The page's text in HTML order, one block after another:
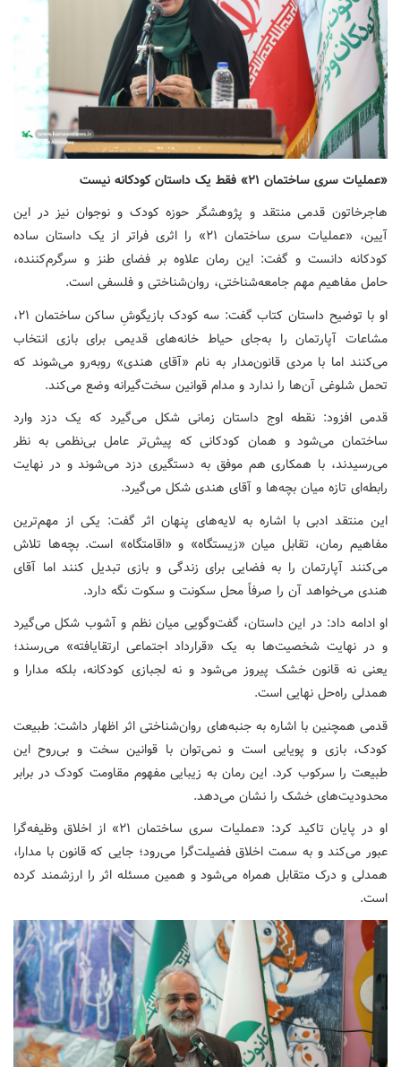
«عملیات سری ساختمان ۲۱» فقط یک داستان کودکانه نیست
هاجرخاتون قدمی منتقد و پژوهشگر حوزه کودک و نوجوان نیز در این
آیین، «عملیات سری ساختمان ۲۱» را اثری فراتر از یک داستان ساده
کودکانه دانست و گفت: این رمان علاوه بر فضای طنز و سرگرم‌کننده،
حامل مفاهیم مهم جامعه‌شناختی، روان‌شناختی و فلسفی است.
او با توضیح داستان کتاب گفت: سه کودک بازیگوشِ ساکن ساختمان ۲۱،
مشاعات آپارتمان را به‌جای حیاط خانه‌های قدیمی برای بازی انتخاب
می‌کنند اما با مردی قانون‌مدار به نام «آقای هندی» روبه‌رو می‌شوند که
تحمل شلوغی آن‌ها را ندارد و مدام قوانین سخت‌گیرانه وضع می‌کند.
قدمی افزود: نقطه اوج داستان زمانی شکل می‌گیرد که یک دزد وارد
ساختمان می‌شود و همان کودکانی که پیش‌تر عامل بی‌نظمی به نظر
می‌رسیدند، با همکاری هم موفق به دستگیری دزد می‌شوند و در نهایت
رابطه‌ای تازه میان بچه‌ها و آقای هندی شکل می‌گیرد.
این منتقد ادبی با اشاره به لایه‌های پنهان اثر گفت: یکی از مهم‌ترین
مفاهیم رمان، تقابل میان «زیستگاه» و «اقامتگاه» است. بچه‌ها تلاش
می‌کنند آپارتمان را به فضایی برای زندگی و بازی تبدیل کنند اما آقای
هندی می‌خواهد آن را صرفاً محل سکونت و سکوت نگه دارد.
او ادامه داد: در این داستان، گفت‌وگویی میان نظم و آشوب شکل می‌گیرد
و در نهایت شخصیت‌ها به یک «قرارداد اجتماعی ارتقایافته» می‌رسند؛
یعنی نه قانون خشک پیروز می‌شود و نه لجبازی کودکانه، بلکه مدارا و
همدلی راه‌حل نهایی است.
قدمی همچنین با اشاره به جنبه‌های روان‌شناختی اثر اظهار داشت: طبیعت
کودک، بازی و پویایی است و نمی‌توان با قوانین سخت و بی‌روح این
طبیعت را سرکوب کرد. این رمان به زیبایی مفهوم مقاومت کودک در برابر
محدودیت‌های خشک را نشان می‌دهد.
او در پایان تاکید کرد: «عملیات سری ساختمان ۲۱» از اخلاق وظیفه‌گرا
عبور می‌کند و به سمت اخلاق فضیلت‌گرا می‌رود؛ جایی که قانون با مدارا،
همدلی و درک متقابل همراه می‌شود و همین مسئله اثر را ارزشمند کرده
است.